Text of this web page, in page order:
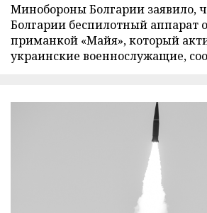
Минобороны Болгарии заявило,
Болгарии беспилотный аппарат
приманкой «Майя», который
украинские военнослужащие,